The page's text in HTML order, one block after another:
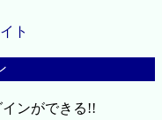
ト
ンができる!!